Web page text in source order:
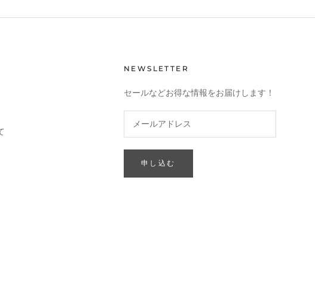
NEWSLETTER
セールなどお得な情報をお届けします！
申し込む